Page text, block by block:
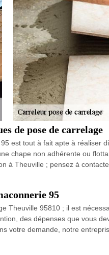
de pose de carrelage
est tout à fait apte à réaliser
chape non adhérente ou
à Theuville ; pensez à
95
95810 ; il est
des dépenses que vous
votre demande, notre